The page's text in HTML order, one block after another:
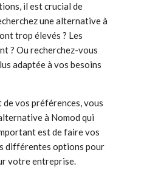
il est crucial de
une alternative à
trop élevés ? Les
? Ou recherchez-vous
adaptée à vos besoins
vos préférences, vous
à Nomod qui
est de faire vos
différentes options pour
votre entreprise.